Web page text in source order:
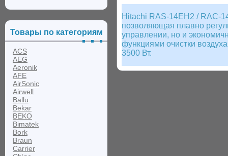
Товары по категориям
ACS
AEG
Aeronik
AFE
AirSonic
Airwell
Ballu
Bekar
BEKO
Bimatek
Bork
Braun
Carrier
Hitachi RAS-14EH2 / RAC-
позволяющая плавно
управлении, но и
функциями очистки
3500 Вт.